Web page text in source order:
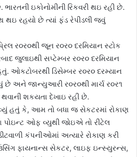
ઇકોનોમીની રિકવરી થઇ રહી છે.
થઇ રહયો છે ત્યાં ફંડ રેપીડલી જવું
ર૦ર૦થી જૂન ર૦ર૦ દરમિયાન સ્ટોક
જુલાઇથી સપ્ટેમ્બર ર૦ર૦ દરમિયાન
ઓકટોબરથી ડિસેમ્બર ર૦ર૦ દરમ્યાન
છે અને જાન્યુઆરી ર૦ર૦થી માર્ચ ર૦ર૧
થવાની શકયતા દેખાઇ રહી છે.
હતું કે, આમ તો બધા જ સેકટરમાં રોકાણ
પોઇન્ટ ઓફ વ્યુથી જોઇએ તો રીટેલ
કંપનીઓમાં અત્યારે રોકાણ કરી
ફાયનાન્સ સેકટર, લાઇફ ઇન્સ્યુરન્સ,